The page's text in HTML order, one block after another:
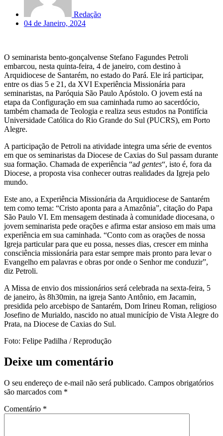
Redação
04 de Janeiro, 2024
O seminarista bento-gonçalvense Stefano Fagundes Petroli
embarcou, nesta quinta-feira, 4 de janeiro, com destino à
Arquidiocese de Santarém, no estado do Pará. Ele irá participar,
entre os dias 5 e 21, da XVI Experiência Missionária para
seminaristas, na Paróquia São Paulo Apóstolo. O jovem está na
etapa da Configuração em sua caminhada rumo ao sacerdócio,
também chamada de Teologia e realiza seus estudos na Pontifícia
Universidade Católica do Rio Grande do Sul (PUCRS), em Porto
Alegre.
A participação de Petroli na atividade integra uma série de eventos
em que os seminaristas da Diocese de Caxias do Sul passam durante
sua formação. Chamada de experiência “ad gentes“, isto é, fora da
Diocese, a proposta visa conhecer outras realidades da Igreja pelo
mundo.
Este ano, a Experiência Missionária da Arquidiocese de Santarém
tem como tema: “Cristo aponta para a Amazônia”, citação do Papa
São Paulo VI. Em mensagem destinada à comunidade diocesana, o
jovem seminarista pede orações e afirma estar ansioso em mais uma
experiência em sua caminhada. “Conto com as orações de nossa
Igreja particular para que eu possa, nesses dias, crescer em minha
consciência missionária para estar sempre mais pronto para levar o
Evangelho em palavras e obras por onde o Senhor me conduzir”,
diz Petroli.
A Missa de envio dos missionários será celebrada na sexta-feira, 5
de janeiro, às 8h30min, na igreja Santo Antônio, em Jacamin,
presidida pelo arcebispo de Santarém, Dom Irineu Roman, religioso
Josefino de Murialdo, nascido no atual município de Vista Alegre do
Prata, na Diocese de Caxias do Sul.
Foto: Felipe Padilha / Reprodução
Deixe um comentário
O seu endereço de e-mail não será publicado. Campos obrigatórios
são marcados com *
Comentário *